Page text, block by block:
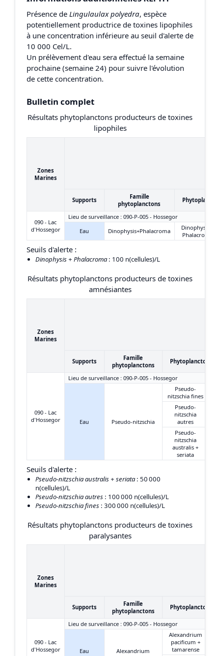
Présence de Lingulaulax polyedra, espèce
potentiellement productrice de toxines lipophiles
à une concentration inférieure au seuil d'alerte de
10 000 Cel/L.
Un prélèvement d'eau sera effectué la semaine
prochaine (semaine 24) pour suivre l'évolution
de cette concentration.
Bulletin complet
Résultats phytoplanctons producteurs de toxines
lipophiles
Zones
Marines
Supports
Famille
phytoplanctons
090 - Lac
d'Hossegor
Lieu de surveillance : 090-P-005 - Hossegor
Eau
Dinophysis+Phalacroma
Dinophysis +
Phalacroma
Seuils d'alerte :
Dinophysis + Phalacroma : 100 n(cellules)/L
Résultats phytoplanctons producteurs de toxines
amnésiantes
Zones
Marines
Supports
Famille
phytoplanctons
Phytoplanctons
090 - Lac
d'Hossegor
Lieu de surveillance : 090-P-005 - Hossegor
Eau Pseudo-nitzschia
Pseudo-
nitzschia fines
Pseudo-
nitzschia
autres
Pseudo-
nitzschia
australis +
seriata
Seuils d'alerte :
Pseudo-nitzschia australis + seriata : 50 000
n(cellules)/L
Pseudo-nitzschia autres : 100 000 n(cellules)/L
Pseudo-nitzschia fines : 300 000 n(cellules)/L
Résultats phytoplanctons producteurs de toxines
paralysantes
Zones
Marines
Supports
Famille
phytoplanctons
Phytoplanctons
090 - Lac
d'Hossegor
Lieu de surveillance : 090-P-005 - Hossegor
Eau Alexandrium
Alexandrium
pacificum +
tamarense